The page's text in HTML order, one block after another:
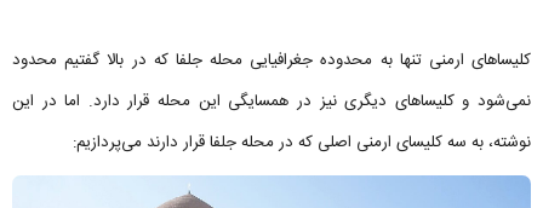
کلیساهای ارمنی تنها به محدوده جغرافیایی محله جلفا که در بالا گفتیم محدود
نمی‌شود و کلیساهای دیگری نیز در همسایگی این محله قرار دارد. اما در این
نوشته، به سه کلیسای ارمنی اصلی که در محله جلفا قرار دارند می‌پردازیم: